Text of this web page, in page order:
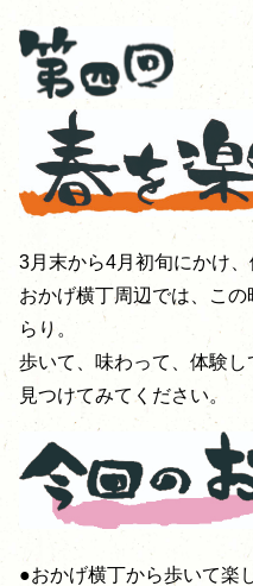
3月末から4月初旬にかけ、
おかげ横丁周辺では、こ
らり。
歩いて、味わって、体験
見つけてみてください。
●おかげ横丁から歩いて楽